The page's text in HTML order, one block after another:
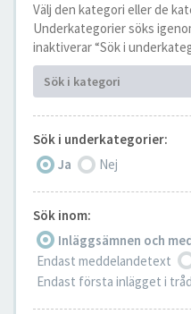
Välj den kategori eller de
Underkategorier söks
inaktiverar “Sök i
Sök i kategori
Sök i underkategorier:
Ja
Nej
Sök inom:
Inläggsämnen och
Endast meddelandetext
Endast första inlägget i